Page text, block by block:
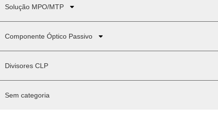
Solução MPO/MTP
Componente Óptico Passivo
Divisores CLP
Sem categoria